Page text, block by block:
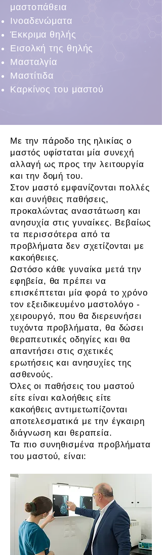
μαστοπάθεια
Ινοαδενώματα
Έκκριμα θηλής
Εισολκή της θηλής
Μασταλγία
Μαστίτιδα
Καρκίνος του μαστού
Με την πάροδο της ηλικίας ο
μαστός υφίσταται μία συνεχή
αλλαγή ως προς την λειτουργία
και την δομή του.
Στον μαστό εμφανίζονται πολλές
και συνήθεις παθήσεις,
προκαλώντας αναστάτωση και
ανησυχία στις γυναίκες. Βεβαίως
τα περισσότερα από τα
προβλήματα δεν σχετίζονται με
κακοήθειες.
Ωστόσο κάθε γυναίκα μετά την
εφηβεία, θα πρέπει να
επισκέπτεται μία φορά το χρόνο
τον εξειδικευμένο μαστολόγο -
χειρουργό, που θα διερευνήσει
τυχόντα προβλήματα, θα δώσει
θεραπευτικές οδηγίες και θα
απαντήσει στις σχετικές
ερωτήσεις και ανησυχίες της
ασθενούς.
Όλες οι παθήσεις του μαστού
είτε είναι καλοήθεις είτε
κακοήθεις αντιμετωπίζονται
αποτελεσματικά με την έγκαιρη
διάγνωση και θεραπεία.
Τα πιο συνηθισμένα προβλήματα
του μαστού, είναι: